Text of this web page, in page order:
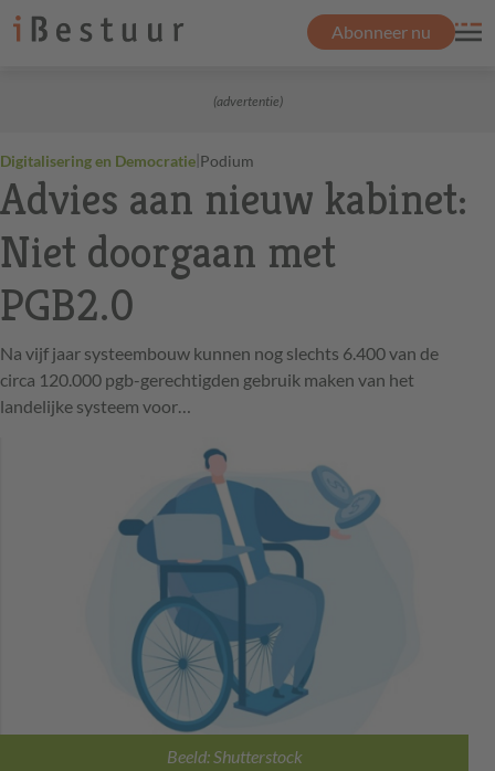
Abonneer nu
(advertentie)
Digitalisering en Democratie|Podium
Advies aan nieuw kabinet:
Niet doorgaan met
PGB2.0
Na vijf jaar systeembouw kunnen nog slechts 6.400 van de
circa 120.000 pgb-gerechtigden gebruik maken van het
landelijke systeem voor…
Beeld: Shutterstock